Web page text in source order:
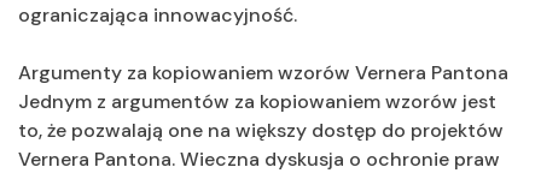
ograniczająca innowacyjność.
Argumenty za kopiowaniem wzorów Vernera Pantona
Jednym z argumentów za kopiowaniem wzorów jest
to, że pozwalają one na większy dostęp do projektów
Vernera Pantona. Wieczna dyskusja o ochronie praw